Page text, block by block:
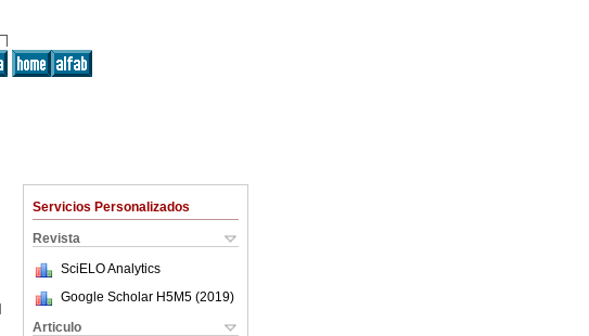
Servicios Personalizados
Revista
SciELO Analytics
Google Scholar H5M5 (2019)
Articulo